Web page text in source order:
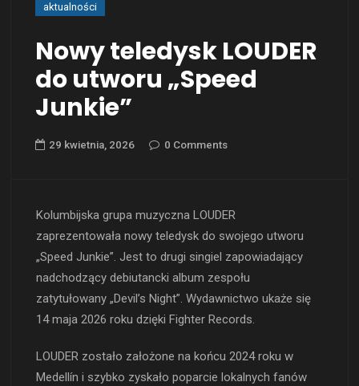
aktualności
Nowy teledysk LOUDER
do utworu „Speed
Junkie”
29 kwietnia, 2026 0 Comments
Kolumbijska grupa muzyczna LOUDER
zaprezentowała nowy teledysk do swojego utworu
„Speed Junkie”. Jest to drugi singiel zapowiadający
nadchodzący debiutancki album zespołu
zatytułowany „Devil’s Night”. Wydawnictwo ukaże się
14 maja 2026 roku dzięki Fighter Records.
LOUDER zostało założone na końcu 2024 roku w
Medellín i szybko zyskało poparcie lokalnych fanów